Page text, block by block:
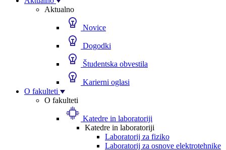
Aktualno
Novice
Dogodki
Študentska obvestila
Karierni oglasi
O fakulteti
O fakulteti
Katedre in laboratoriji
Katedre in laboratoriji
Laboratorij za fiziko
Laboratorij za osnove elektrotehnike